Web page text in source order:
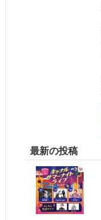
最新の投稿